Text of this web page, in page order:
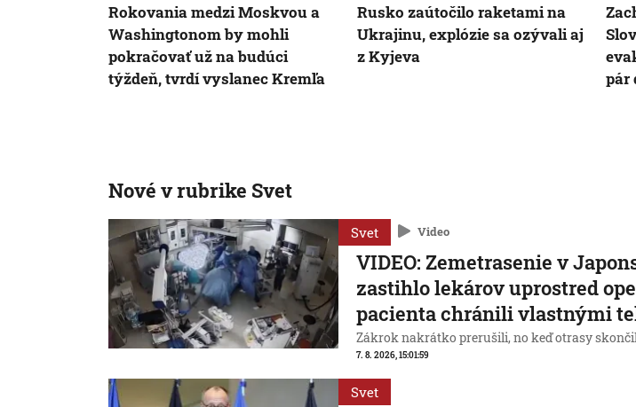
Rokovania medzi Moskvou a
Washingtonom by mohli
pokračovať už na budúci
týždeň, tvrdí vyslanec Kremľa
Rusko zaútočilo raketami na
Ukrajinu, explózie sa ozývali aj
z Kyjeva
pár
Nové v rubrike Svet
Svet Video
VIDEO: Zemetrasenie v
zastihlo lekárov uprostred
pacienta chránili vlastnými
Zákrok nakrátko prerušili, no keď otrasy
7. 8. 2026, 15:01:59
Svet